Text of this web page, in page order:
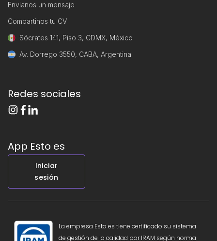
Envianos un mensaje
Compartinos tu CV
Sócrates 141, Piso 3, CDMX, México
Av. Dorrego 3550, CABA, Argentina
Redes sociales
App Esto es
Iniciar
sesión
La empresa Esto es tiene certificado su sistema
de gestión de la calidad por IRAM según norma